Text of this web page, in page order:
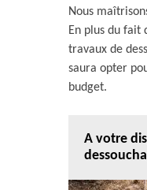
Nous
En plus du fait
travaux de
saura opter
budget.
A votre